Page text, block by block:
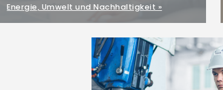
Energie, Umwelt und Nachhaltigkeit »